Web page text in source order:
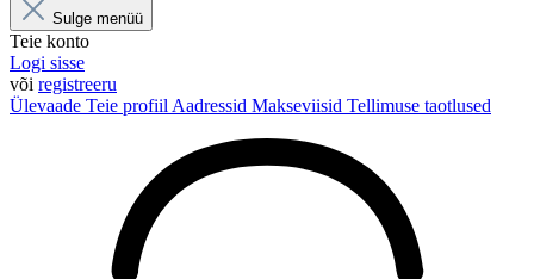
Sulge menüü
Teie konto
Logi sisse
või registreeru
Ülevaade Teie profiil Aadressid Makseviisid Tellimuse taotlused